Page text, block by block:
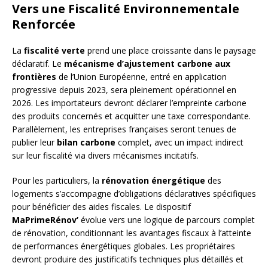
Vers une Fiscalité Environnementale
Renforcée
La fiscalité verte prend une place croissante dans le paysage
déclaratif. Le mécanisme d’ajustement carbone aux
frontières de l’Union Européenne, entré en application
progressive depuis 2023, sera pleinement opérationnel en
2026. Les importateurs devront déclarer l’empreinte carbone
des produits concernés et acquitter une taxe correspondante.
Parallèlement, les entreprises françaises seront tenues de
publier leur bilan carbone complet, avec un impact indirect
sur leur fiscalité via divers mécanismes incitatifs.
Pour les particuliers, la rénovation énergétique des
logements s’accompagne d’obligations déclaratives spécifiques
pour bénéficier des aides fiscales. Le dispositif
MaPrimeRénov’ évolue vers une logique de parcours complet
de rénovation, conditionnant les avantages fiscaux à l’atteinte
de performances énergétiques globales. Les propriétaires
devront produire des justificatifs techniques plus détaillés et